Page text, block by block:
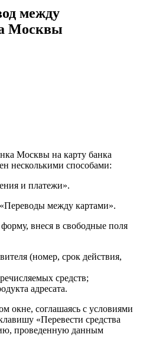
между
Москвы
Москвы на карту банка
несколькими способами:
и платежи».
между картами».
внеся в свободные поля
(номер, срок действия,
средств;
адресата.
окне, соглашаясь с условиями
«Перевести средства
проведенную данным